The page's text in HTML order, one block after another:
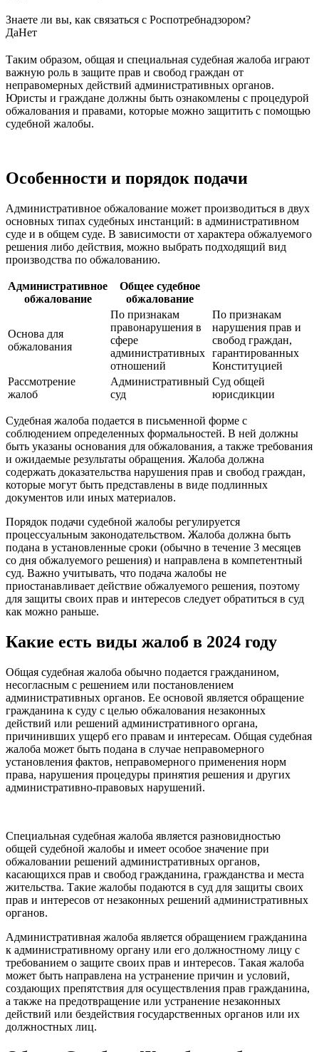
Знаете ли вы, как связаться с Роспотребнадзором?
ДаНет
Таким образом, общая и специальная судебная жалоба играют
важную роль в защите прав и свобод граждан от
неправомерных действий административных органов.
Юристы и граждане должны быть ознакомлены с процедурой
обжалования и правами, которые можно защитить с помощью
судебной жалобы.
Особенности и порядок подачи
Административное обжалование может производиться в двух
основных типах судебных инстанций: в административном
суде и в общем суде. В зависимости от характера обжалуемого
решения либо действия, можно выбрать подходящий вид
производства по обжалованию.
Административное
обжалование
Общее судебное
обжалование
Основа для
обжалования
По признакам
правонарушения в
сфере
административных
отношений
По признакам
нарушения прав и
свобод граждан,
гарантированных
Конституцией
Рассмотрение
жалоб
Административный
суд
Суд общей
юрисдикции
Судебная жалоба подается в письменной форме с
соблюдением определенных формальностей. В ней должны
быть указаны основания для обжалования, а также требования
и ожидаемые результаты обращения. Жалоба должна
содержать доказательства нарушения прав и свобод граждан,
которые могут быть представлены в виде подлинных
документов или иных материалов.
Порядок подачи судебной жалобы регулируется
процессуальным законодательством. Жалоба должна быть
подана в установленные сроки (обычно в течение 3 месяцев
со дня обжалуемого решения) и направлена в компетентный
суд. Важно учитывать, что подача жалобы не
приостанавливает действие обжалуемого решения, поэтому
для защиты своих прав и интересов следует обратиться в суд
как можно раньше.
Какие есть виды жалоб в 2024 году
Общая судебная жалоба обычно подается гражданином,
несогласным с решением или постановлением
административных органов. Ее основой является обращение
гражданина к суду с целью обжалования незаконных
действий или решений административного органа,
причинивших ущерб его правам и интересам. Общая судебная
жалоба может быть подана в случае неправомерного
установления фактов, неправомерного применения норм
права, нарушения процедуры принятия решения и других
административно-правовых нарушений.
Специальная судебная жалоба является разновидностью
общей судебной жалобы и имеет особое значение при
обжаловании решений административных органов,
касающихся прав и свобод гражданина, гражданства и места
жительства. Такие жалобы подаются в суд для защиты своих
прав и интересов от незаконных решений административных
органов.
Административная жалоба является обращением гражданина
к административному органу или его должностному лицу с
требованием о защите своих прав и интересов. Такая жалоба
может быть направлена на устранение причин и условий,
создающих препятствия для осуществления прав гражданина,
а также на предотвращение или устранение незаконных
действий или бездействия государственных органов или их
должностных лиц.